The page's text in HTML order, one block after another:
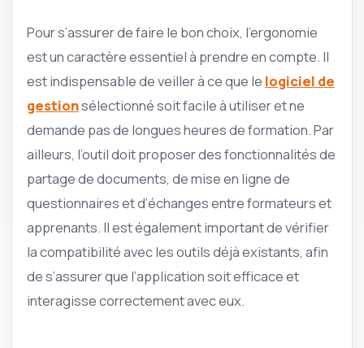
Pour s’assurer de faire le bon choix, l’ergonomie
est un caractère essentiel à prendre en compte. Il
est indispensable de veiller à ce que le logiciel de
gestionsélectionné soit facile à utiliser et ne
demande pas de longues heures de formation. Par
ailleurs, l’outil doit proposer des fonctionnalités de
partage de documents, de mise en ligne de
questionnaires et d’échanges entre formateurs et
apprenants. Il est également important de vérifier
la compatibilité avec les outils déjà existants, afin
de s’assurer que l’application soit efficace et
interagisse correctement avec eux.